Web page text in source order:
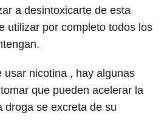
a desintoxicarte de esta
utilizar por completo todos los
usar nicotina , hay algunas
que pueden acelerar la
droga se excreta de su